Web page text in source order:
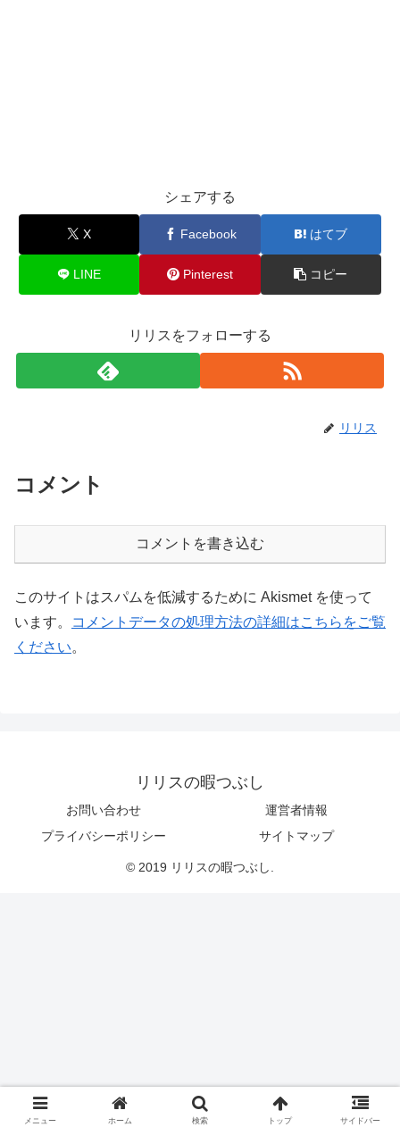
シェアする
X Facebook はてブ
LINE Pinterest コピー
リリスをフォローする
リリス
コメント
コメントを書き込む
このサイトはスパムを低減するために Akismet を使って
います。
コメントデータの処理方法の詳細はこちらをご覧
ください。
リリスの暇つぶし
お問い合わせ
運営者情報
プライバシーポリシー
サイトマップ
© 2019 リリスの暇つぶし.
メニュー ホーム 検索 トップ サイドバー